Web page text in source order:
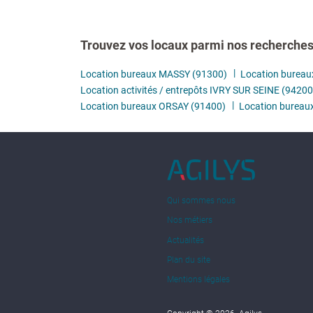
Trouvez vos locaux parmi nos
Location bureaux MASSY (91300)
Location
Location activités / entrepôts IVRY SUR SEINE
Location bureaux ORSAY (91400)
Location
Qui sommes nous
Nos métiers
Actualités
Plan du site
Mentions légales